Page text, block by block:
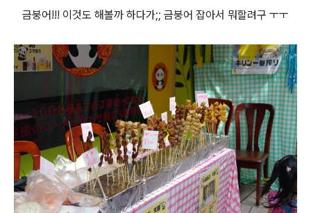
금붕어!!! 이것도 해볼까 하다가;; 금붕어 잡아서 뭐할려구 ㅜㅜ